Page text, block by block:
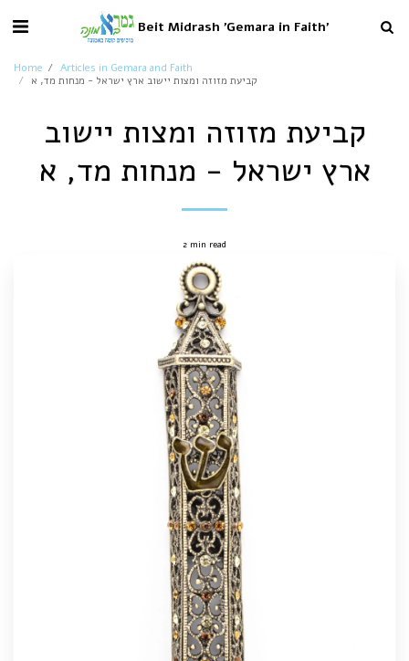
Beit Midrash 'Gemara in Faith'
Home
Articles in Gemara and Faith
קביעת מזוזה ומצות יישוב ארץ ישראל - מנחות מד, א
קביעת מזוזה ומצות יישוב
ארץ ישראל - מנחות מד, א
2 min read